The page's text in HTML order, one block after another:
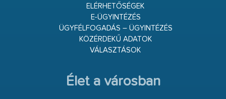
ELÉRHETŐSÉGEK
E-ÜGYINTÉZÉS
ÜGYFÉLFOGADÁS – ÜGYINTÉZÉS
KÖZÉRDEKŰ ADATOK
VÁLASZTÁSOK
Élet a városban